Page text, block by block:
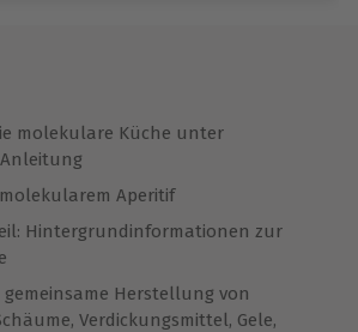
für alle Erlebnisse einlösbar.
& verlängerbar.
molekulare Küche unter
Aperitif
Hintergrundinformationen zur
gemeinsame Herstellung von
Verdickungsmittel, Gele,